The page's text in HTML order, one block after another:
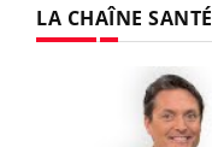
LA CHAÎNE SANTÉ